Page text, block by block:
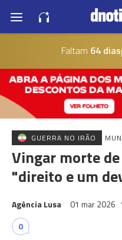
Faltam 64 dias
GUERRA NO IRÃO
Vingar morte
"direito e um
Agência Lusa 01 mar 2026
0